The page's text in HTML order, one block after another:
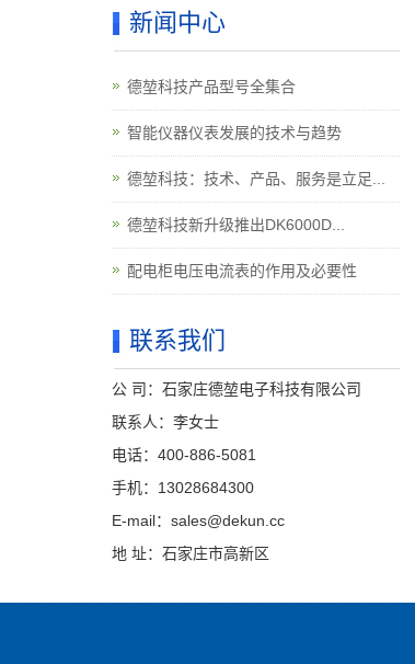
新闻中心
德堃科技产品型号全集合
智能仪器仪表发展的技术与趋势
德堃科技：技术、产品、服务是立足...
德堃科技新升级推出DK6000D...
配电柜电压电流表的作用及必要性
联系我们
公 司：石家庄德堃电子科技有限公司
联系人：李女士
电话：400-886-5081
手机：13028684300
E-mail：sales@dekun.cc
地 址：石家庄市高新区